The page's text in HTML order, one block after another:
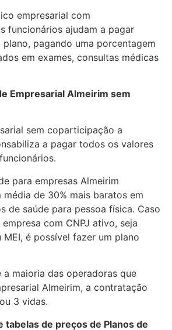
empresarial com
funcionários ajudam a pagar
pagando uma porcentagem
em exames, consultas médicas
Empresarial Almeirim sem
sem coparticipação a
a pagar todos os valores
para empresas Almeirim
média de 30% mais baratos em
de saúde para pessoa física. Caso
com CNPJ ativo, seja
MEI, é possível fazer um plano
a maioria das operadoras que
Almeirim, a contratação
3 vidas.
tabelas de preços de Planos de